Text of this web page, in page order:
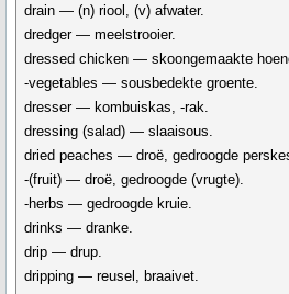
drain — (n) riool, (v) afwater.
dredger — meelstrooier.
dressed chicken — skoongemaakte
-vegetables — sousbedekte groente.
dresser — kombuiskas, -rak.
dressing (salad) — slaaisous.
dried peaches — droë, gedroogde
-(fruit) — droë, gedroogde (vrugte).
-herbs — gedroogde kruie.
drinks — dranke.
drip — drup.
dripping — reusel, braaivet.